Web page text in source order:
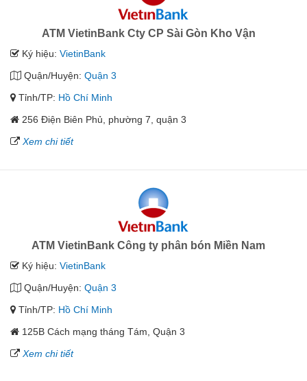
ATM VietinBank Cty CP Sài Gòn Kho Vận
Ký hiệu: VietinBank
Quận/Huyện: Quận 3
Tỉnh/TP: Hồ Chí Minh
256 Điện Biên Phủ, phường 7, quận 3
Xem chi tiết
ATM VietinBank Công ty phân bón Miền Nam
Ký hiệu: VietinBank
Quận/Huyện: Quận 3
Tỉnh/TP: Hồ Chí Minh
125B Cách mạng tháng Tám, Quận 3
Xem chi tiết